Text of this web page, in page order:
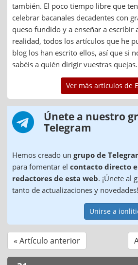
también. El poco tiempo libre que
celebrar bacanales decadentes con
queso fundido y a enseñar a escribir
realidad, todos los artículos que he
blog los han escrito ellos, así que si
sabéis a quién dirigir vuestras quejas.
Ver más artículos de
Únete a nuestro
Telegram
Hemos creado un grupo de
para fomentar el contacto directo
redactores de esta web. ¡Únete al
tanto de actualizaciones y novedades!
Unirse a
« Artículo anterior